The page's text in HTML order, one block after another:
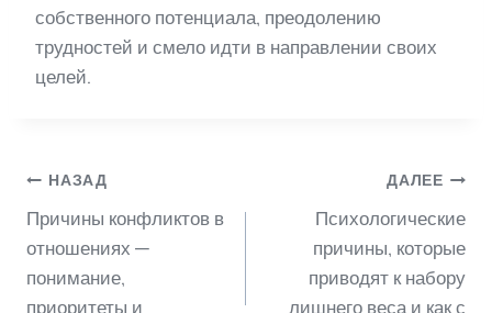
собственного потенциала, преодолению
трудностей и смело идти в направлении своих
целей.
Навигация
по
НАЗАД
Причины конфликтов в
отношениях —
понимание,
приоритеты и
ДАЛЕЕ
Психологические
причины, которые
приводят к набору
лишнего веса и как с